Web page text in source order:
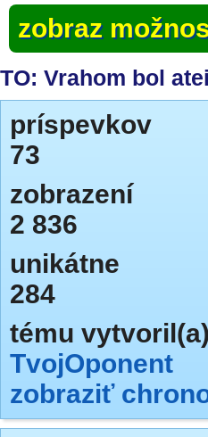
zobraz
TO: Vrahom bol
príspevkov
73
zobrazení
2 836
unikátne
284
tému
TvojOponent
zobraziť